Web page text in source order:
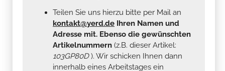
Teilen Sie uns hierzu bitte per Mail an
kontakt@yerd.de Ihren Namen und
Adresse mit. Ebenso die gewünschten
Artikelnummern (z.B. dieser Artikel:
103GP80D). Wir schicken Ihnen dann
innerhalb eines Arbeitstages ein